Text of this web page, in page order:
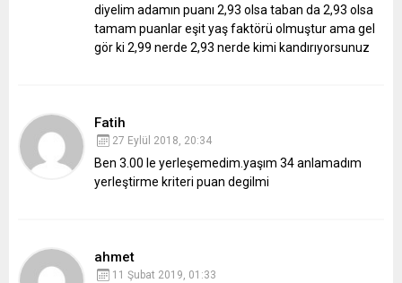
diyelim adamın puanı 2,93 olsa taban da 2,93 olsa
tamam puanlar eşit yaş faktörü olmuştur ama gel
gör ki 2,99 nerde 2,93 nerde kimi kandırıyorsunuz
Fatih
27 Eylül 2018, 20:34
Ben 3.00 le yerleşemedim.yaşım 34 anlamadım
yerleştirme kriteri puan degilmi
ahmet
11 Şubat 2019, 01:33